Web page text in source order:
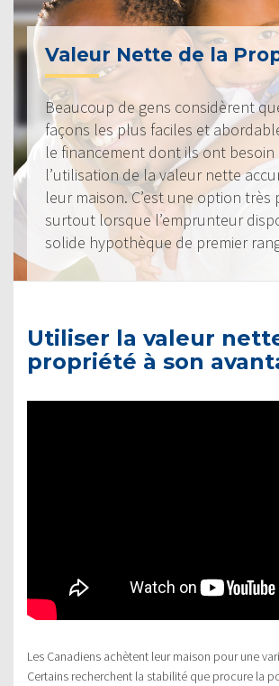
Valeur Nette de la
Beaucoup de gens considèrent
façons les plus faciles et
le financement dont ils ont besoin
l’utilisation de la valeur nette
leur maison. C’est une option très
surtout lorsque l’emprunteur
solide hypothèque de premier
Utiliser la valeur
propriété à son
Les Canadiens achètent leur maison pour une
Certains recherchent la stabilité que procure la